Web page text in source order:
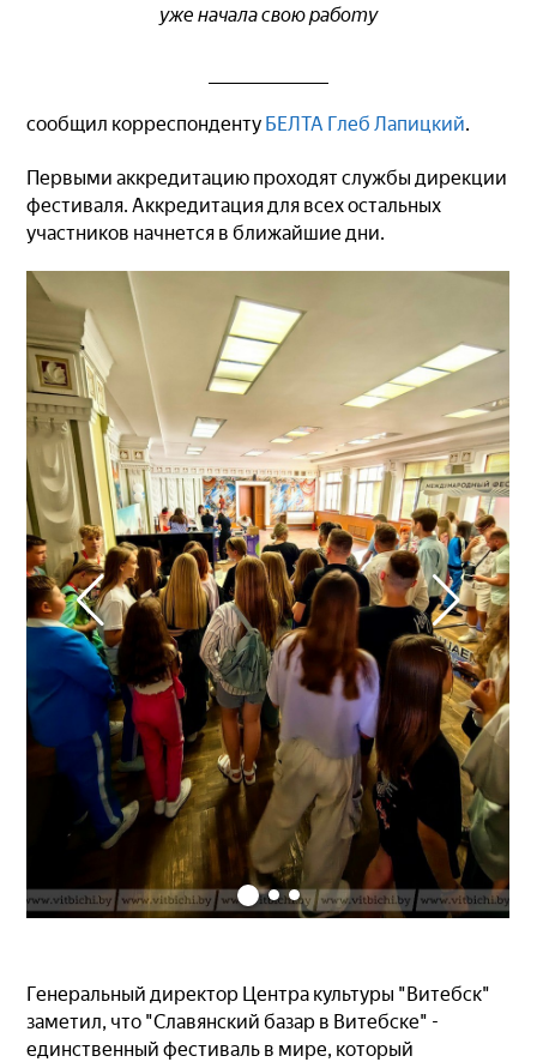
уже начала свою работу
сообщил корреспонденту БЕЛТА Глеб Лапицкий.
Первыми аккредитацию проходят службы дирекции
фестиваля. Аккредитация для всех остальных
участников начнется в ближайшие дни.
Генеральный директор Центра культуры "Витебск"
заметил, что "Славянский базар в Витебске" -
единственный фестиваль в мире, который